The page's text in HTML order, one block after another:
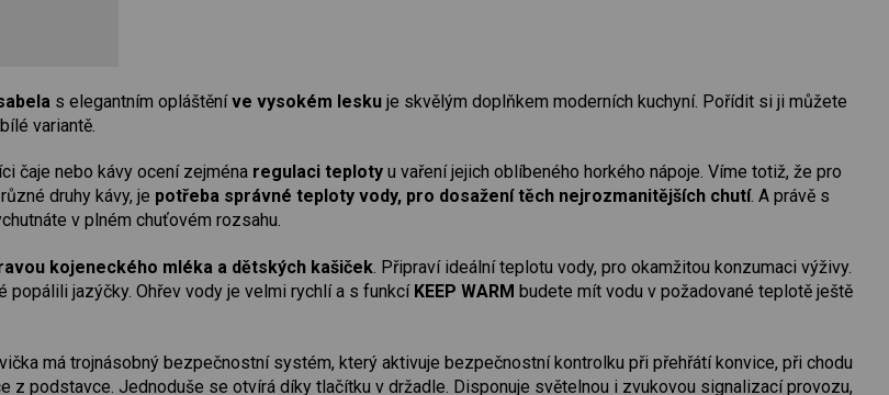
s elegantním opláštěníve vysokém lesku je skvělým doplňkem moderních kuchyní. Pořídit si ji můžete
variantě.
čaje nebo kávy ocení zejména regulaci teploty u vaření jejich oblíbeného horkého nápoje. Víme totiž, že pro
druhy kávy, je potřeba správné teploty vody, pro dosažení těch nejrozmanitějších chutí. A právě s
v plném chuťovém rozsahu.
kojeneckého mléka a dětských kašiček. Připraví ideální teplotu vody, pro okamžitou konzumaci výživy.
popálili jazýčky. Ohřev vody je velmi rychlí a s funkcí KEEP WARM budete mít vodu v požadované teplotě ještě
má trojnásobný bezpečnostní systém, který aktivuje bezpečnostní kontrolku při přehřátí konvice, při chodu
z podstavce. Jednoduše se otvírá díky tlačítku v držadle. Disponuje světelnou i zvukovou signalizací provozu,